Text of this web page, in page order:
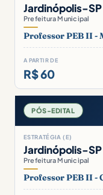
Jardinópolis-SP
Prefeitura Municipal
Professor PEB II -
A PARTIR DE
R$ 60
PÓS-EDITAL
ESTRATÉGIA (E)
Jardinópolis-SP
Prefeitura Municipal
Professor PEB II -